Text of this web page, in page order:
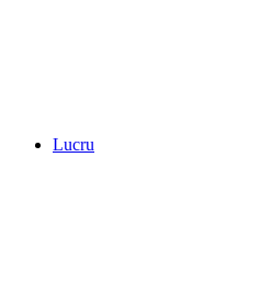
Lucru